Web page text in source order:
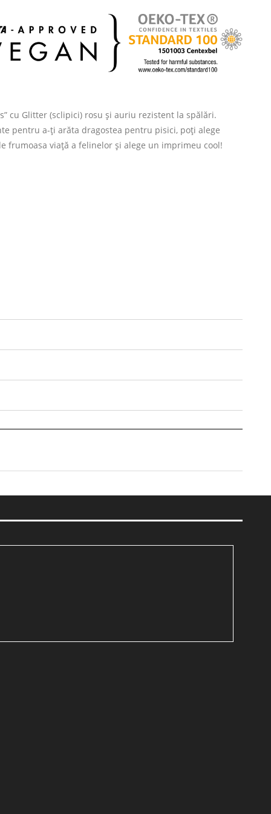
cu Glitter (sclipici) rosu și auriu rezistent la spălări.
pentru a-ți arăta dragostea pentru pisici, poți alege
frumoasa viață a felinelor și alege un imprimeu cool!